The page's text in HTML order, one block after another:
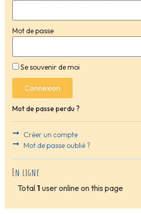
Mot de passe
Se souvenir de moi
Connexion
Mot de passe perdu ?
Créer un compte
Mot de passe oublié ?
En ligne
Total 1 user online on this page